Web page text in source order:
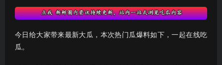
今日给大家带来最新大瓜，本次热门瓜爆料如下，一起在线吃
瓜。